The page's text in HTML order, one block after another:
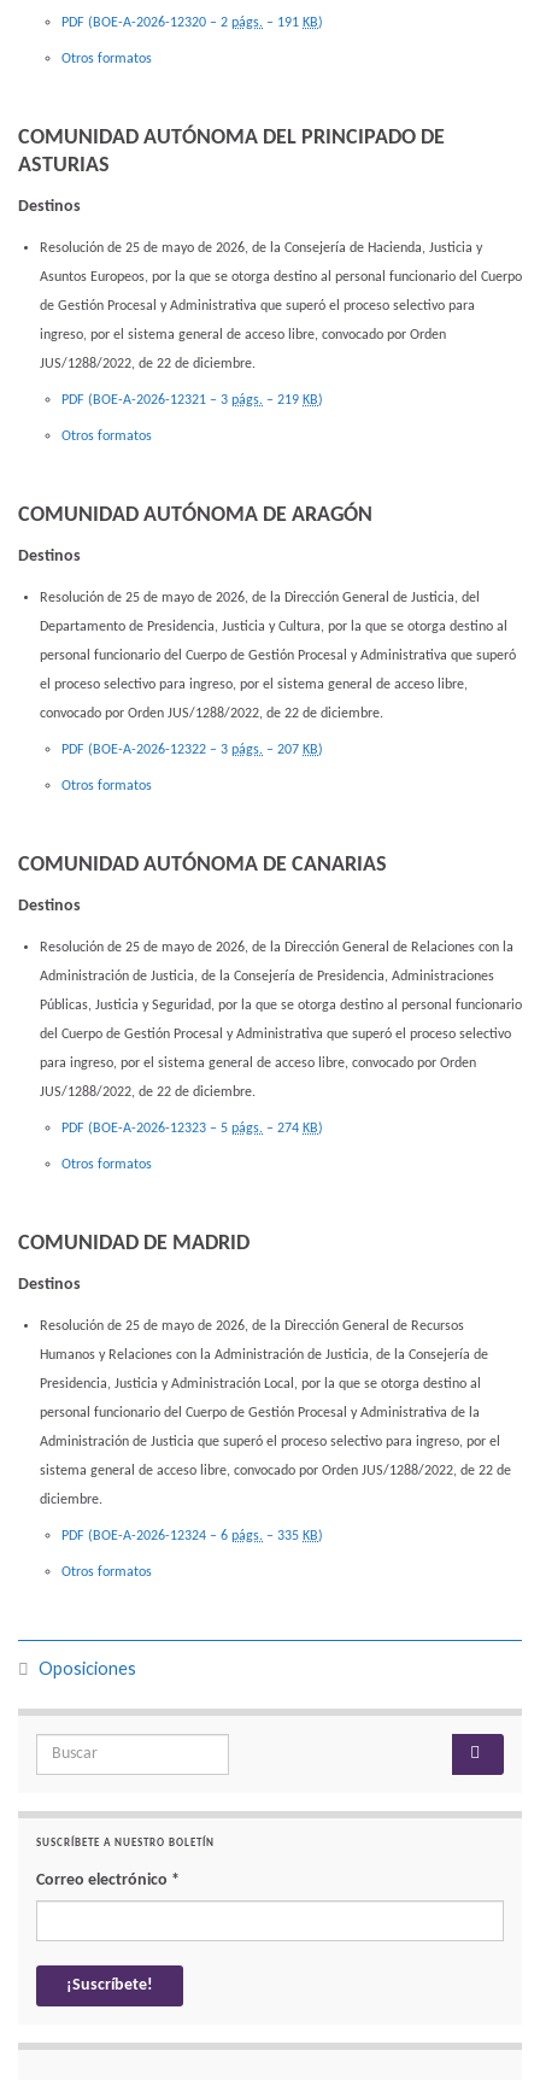
PDF (BOE-A-2026-12320 – 2 págs. – 191 KB)
Otros formatos
COMUNIDAD AUTÓNOMA DEL PRINCIPADO DE
ASTURIAS
Destinos
Resolución de 25 de mayo de 2026, de la Consejería de Hacienda, Justicia y
Asuntos Europeos, por la que se otorga destino al personal funcionario del Cuerpo
de Gestión Procesal y Administrativa que superó el proceso selectivo para
ingreso, por el sistema general de acceso libre, convocado por Orden
JUS/1288/2022, de 22 de diciembre.
PDF (BOE-A-2026-12321 – 3 págs. – 219 KB)
Otros formatos
COMUNIDAD AUTÓNOMA DE ARAGÓN
Destinos
Resolución de 25 de mayo de 2026, de la Dirección General de Justicia, del
Departamento de Presidencia, Justicia y Cultura, por la que se otorga destino al
personal funcionario del Cuerpo de Gestión Procesal y Administrativa que superó
el proceso selectivo para ingreso, por el sistema general de acceso libre,
convocado por Orden JUS/1288/2022, de 22 de diciembre.
PDF (BOE-A-2026-12322 – 3 págs. – 207 KB)
Otros formatos
COMUNIDAD AUTÓNOMA DE CANARIAS
Destinos
Resolución de 25 de mayo de 2026, de la Dirección General de Relaciones con la
Administración de Justicia, de la Consejería de Presidencia, Administraciones
Públicas, Justicia y Seguridad, por la que se otorga destino al personal funcionario
del Cuerpo de Gestión Procesal y Administrativa que superó el proceso selectivo
para ingreso, por el sistema general de acceso libre, convocado por Orden
JUS/1288/2022, de 22 de diciembre.
PDF (BOE-A-2026-12323 – 5 págs. – 274 KB)
Otros formatos
COMUNIDAD DE MADRID
Destinos
Resolución de 25 de mayo de 2026, de la Dirección General de Recursos
Humanos y Relaciones con la Administración de Justicia, de la Consejería de
Presidencia, Justicia y Administración Local, por la que se otorga destino al
personal funcionario del Cuerpo de Gestión Procesal y Administrativa de la
Administración de Justicia que superó el proceso selectivo para ingreso, por el
sistema general de acceso libre, convocado por Orden JUS/1288/2022, de 22 de
diciembre.
PDF (BOE-A-2026-12324 – 6 págs. – 335 KB)
Otros formatos
Oposiciones
Search for:
SUSCRÍBETE A NUESTRO BOLETÍN
Correo electrónico *